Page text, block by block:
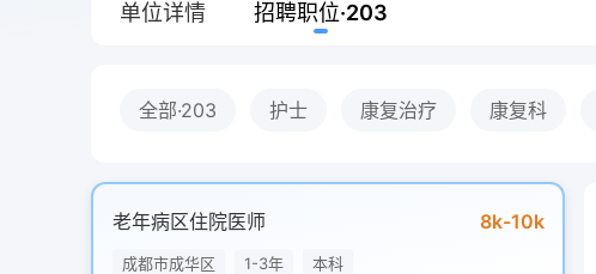
单位详情 招聘职位·203
全部·203 护士 康复治疗 康复科
老年病区住院医师 8k-10k
成都市成华区 1-3年 本科